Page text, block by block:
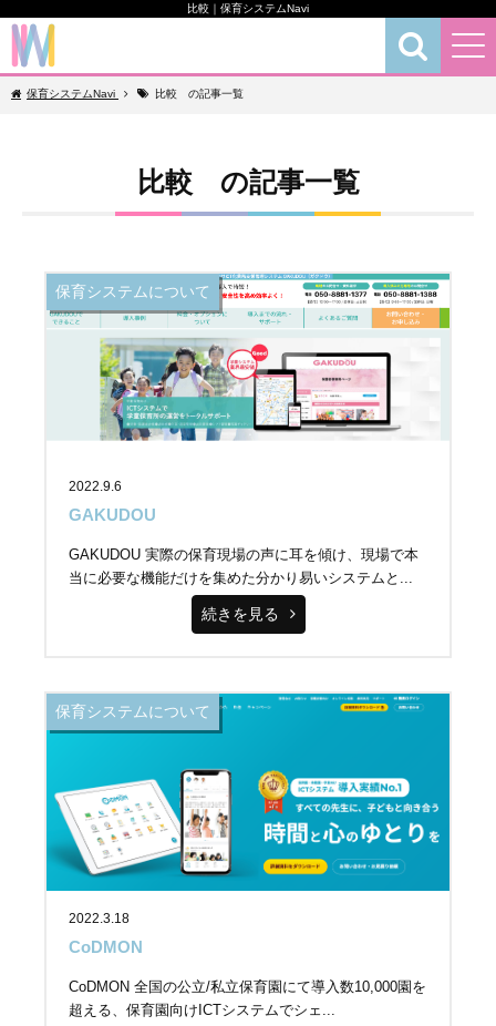
比較｜保育システムNavi
保育システムNavi 比較 の記事一覧
比較 の記事一覧
2022.9.6
GAKUDOU
GAKUDOU 実際の保育現場の声に耳を傾け、現場で本
当に必要な機能だけを集めた分かり易いシステムと...
続きを見る
保育システムについて
2022.3.18
CoDMON
CoDMON 全国の公立/私立保育園にて導入数10,000園を
超える、保育園向けICTシステムでシェ...
保育システムについて
保育お役立ちコラム